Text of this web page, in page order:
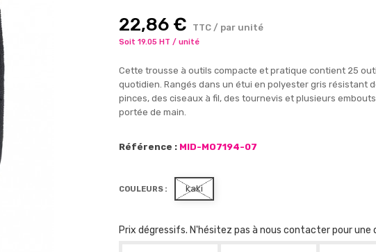
22,86 € TTC / par unité
Soit 19.05 HT / unité
Cette trousse à outils compacte et pratique contient 25
quotidien. Rangés dans un étui en polyester gris résistant
pinces, des ciseaux à fil, des tournevis et plusieurs
portée de main.
Référence : MID-MO7194-07
COULEURS : kaki
Prix dégressifs. N'hésitez pas à nous contacter pour